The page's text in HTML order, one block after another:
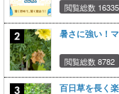
閲覧総数 16335
暑さに強い！
閲覧総数 8782
百日草を長く